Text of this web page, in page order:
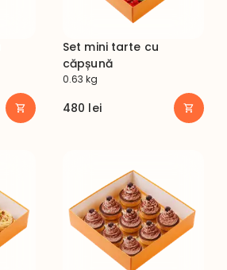
Set mini tarte cu
căpșună
0.63 kg
480 lei